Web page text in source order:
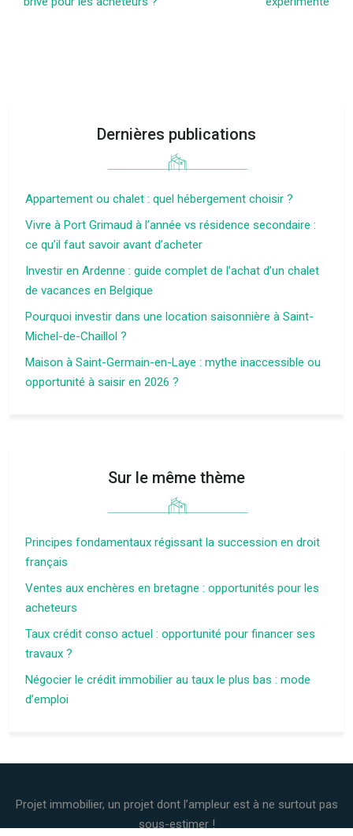
Dernières publications
Appartement ou chalet : quel hébergement choisir ?
Vivre à Port Grimaud à l’année vs résidence secondaire :
ce qu’il faut savoir avant d’acheter
Investir en Ardenne : guide complet de l’achat d’un chalet
de vacances en Belgique
Pourquoi investir dans une location saisonnière à Saint-
Michel-de-Chaillol ?
Maison à Saint-Germain-en-Laye : mythe inaccessible ou
opportunité à saisir en 2026 ?
Sur le même thème
Principes fondamentaux régissant la succession en droit
français
Ventes aux enchères en bretagne : opportunités pour les
acheteurs
Taux crédit conso actuel : opportunité pour financer ses
travaux ?
Négocier le crédit immobilier au taux le plus bas : mode
d’emploi
Projet immobilier, un projet dont l’ampleur est à ne surtout pas
sous-estimer !